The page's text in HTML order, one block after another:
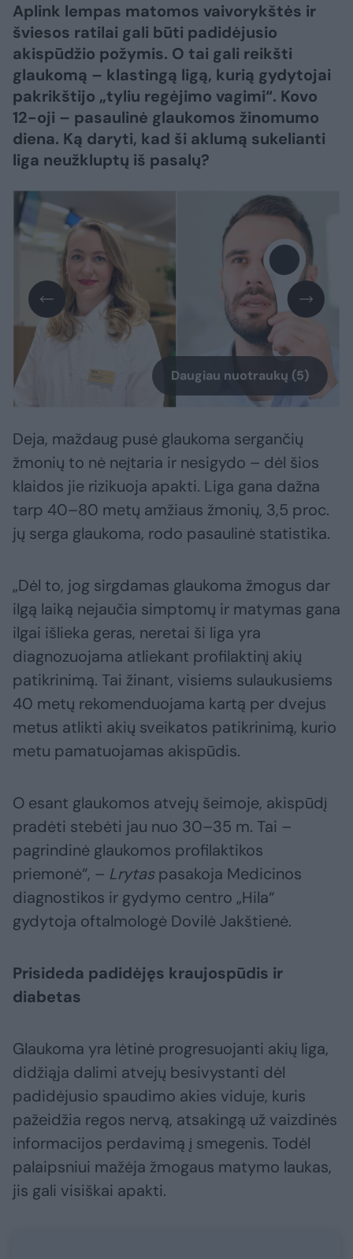
Aplink lempas matomos vaivorykštės ir
šviesos ratilai gali būti padidėjusio
akispūdžio požymis. O tai gali reikšti
glaukomą – klastingą ligą, kurią gydytojai
pakrikštijo „tyliu regėjimo vagimi“. Kovo
12-oji – pasaulinė glaukomos žinomumo
diena. Ką daryti, kad ši aklumą sukelianti
liga neužkluptų iš pasalų?
Daugiau nuotraukų (5)
Deja, maždaug pusė glaukoma sergančių
žmonių to nė neįtaria ir nesigydo – dėl šios
klaidos jie rizikuoja apakti. Liga gana dažna
tarp 40–80 metų amžiaus žmonių, 3,5 proc.
jų serga glaukoma, rodo pasaulinė statistika.
„Dėl to, jog sirgdamas glaukoma žmogus dar
ilgą laiką nejaučia simptomų ir matymas gana
ilgai išlieka geras, neretai ši liga yra
diagnozuojama atliekant profilaktinį akių
patikrinimą. Tai žinant, visiems sulaukusiems
40 metų rekomenduojama kartą per dvejus
metus atlikti akių sveikatos patikrinimą, kurio
metu pamatuojamas akispūdis.
O esant glaukomos atvejų šeimoje, akispūdį
pradėti stebėti jau nuo 30–35 m. Tai –
pagrindinė glaukomos profilaktikos
priemonė“, – Lrytaspasakoja Medicinos
diagnostikos ir gydymo centro „Hila“
gydytoja oftalmologė Dovilė Jakštienė.
Prisideda padidėjęs kraujospūdis ir
diabetas
Glaukoma yra lėtinė progresuojanti akių liga,
didžiąja dalimi atvejų besivystanti dėl
padidėjusio spaudimo akies viduje, kuris
pažeidžia regos nervą, atsakingą už vaizdinės
informacijos perdavimą į smegenis. Todėl
palaipsniui mažėja žmogaus matymo laukas,
jis gali visiškai apakti.